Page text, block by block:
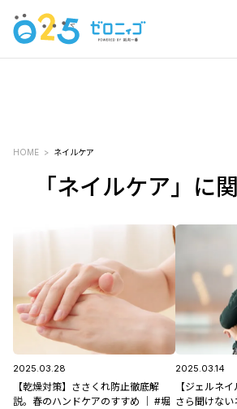
HOME ネイルケア
「ネイルケア」に
2025.03.28
【乾燥対策】ささくれ防止徹底解
説。春のハンドケアのすすめ ｜ #堀
2025.03.14
【ジェルネ
さら聞けな